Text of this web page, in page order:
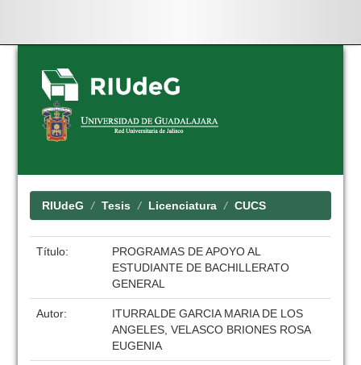
Skip
navigation
RIUdeG Tesis Licenciatura CUCS
Título:
PROGRAMAS DE APOYO AL
ESTUDIANTE DE BACHILLERATO
GENERAL
Autor:
ITURRALDE GARCIA MARIA DE LOS
ANGELES, VELASCO BRIONES ROSA
EUGENIA